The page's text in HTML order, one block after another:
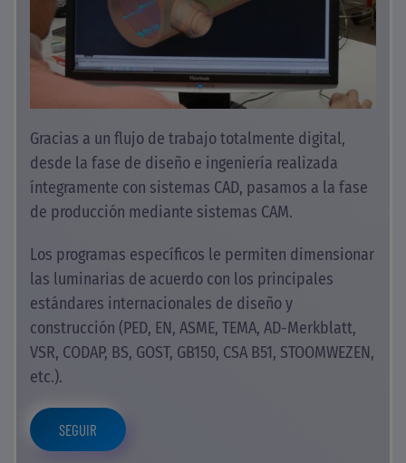
Gracias a un flujo de trabajo totalmente digital,
desde la fase de diseño e ingeniería realizada
íntegramente con sistemas CAD, pasamos a la fase
de producción mediante sistemas CAM.
Los programas específicos le permiten dimensionar
las luminarias de acuerdo con los principales
estándares internacionales de diseño y
construcción (PED, EN, ASME, TEMA, AD-Merkblatt,
VSR, CODAP, BS, GOST, GB150, CSA B51, STOOMWEZEN,
etc.).
SEGUIR